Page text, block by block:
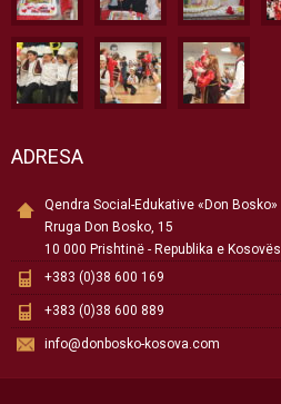
ADRESA
Qendra Social-Edukative «Don Bosko»
Rruga Don Bosko, 15
10 000 Prishtinë - Republika e Kosovës
+383 (0)38 600 169
+383 (0)38 600 889
info@donbosko-kosova.com